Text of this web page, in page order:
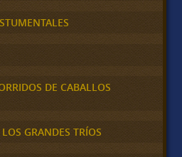
DE CABALLOS
GRANDES TRÍOS